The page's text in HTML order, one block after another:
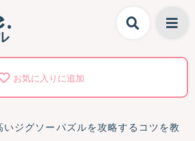
お気に入りに追加
いジグソーパズルを攻略するコツを教